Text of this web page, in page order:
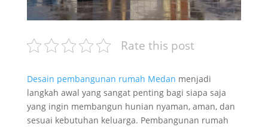
Rate this post
Desain pembangunan rumah Medan menjadi
langkah awal yang sangat penting bagi siapa saja
yang ingin membangun hunian nyaman, aman, dan
sesuai kebutuhan keluarga. Pembangunan rumah